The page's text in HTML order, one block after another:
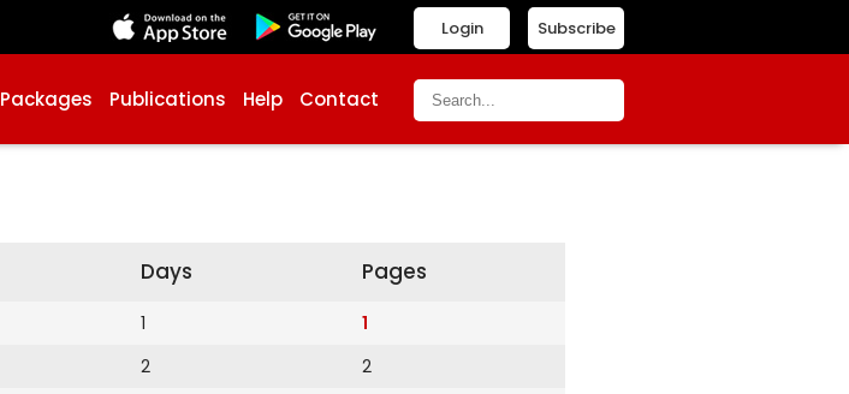
Subscribe
Login
Packages Publications Help Contact
Days
1
2
Pages
1
2